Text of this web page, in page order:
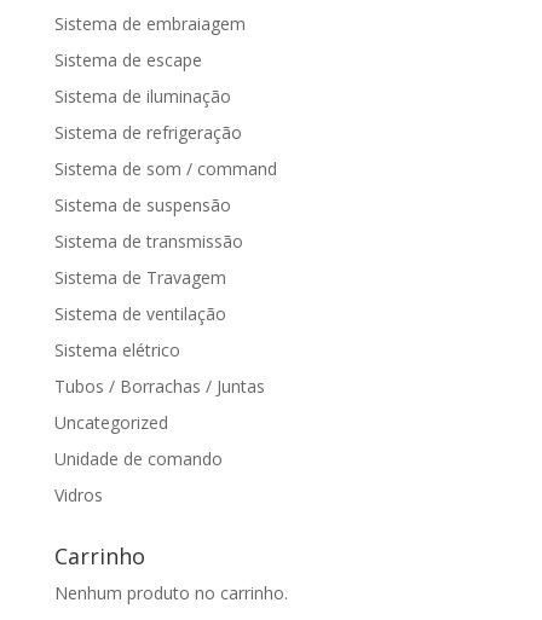
Sistema de embraiagem
Sistema de escape
Sistema de iluminação
Sistema de refrigeração
Sistema de som / command
Sistema de suspensão
Sistema de transmissão
Sistema de Travagem
Sistema de ventilação
Sistema elétrico
Tubos / Borrachas / Juntas
Uncategorized
Unidade de comando
Vidros
Carrinho
Nenhum produto no carrinho.